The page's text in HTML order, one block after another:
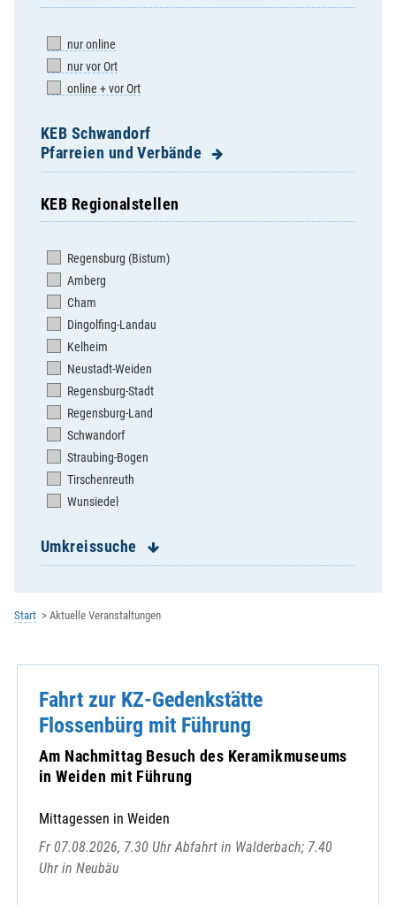
nur online
nur vor Ort
online + vor Ort
KEB Schwandorf
Pfarreien und Verbände
Bodenwöhr
Bruck
Burglengenfeld St. Josef
Burglengenfeld St. Vitus
Dachelhofen
Dieterskirchen
Dietldorf
Dürnsricht-Wolfring-Högling
Ettmannsdorf
Fischbach
Fronberg
Katzdorf
Klardorf - Wiefelsdorf
Neunaigen
Neunburg v. Wald
Niedermurach
Nittenau
Oberköblitz
Pertolzhofen
Pfreimd
Pirkensee
KEB Regionalstellen
Regensburg (Bistum)
Amberg
Cham
Dingolfing-Landau
Kelheim
Neustadt-Weiden
Regensburg-Stadt
Regensburg-Land
Schwandorf
Straubing-Bogen
Tirschenreuth
Wunsiedel
Umkreissuche
Start Aktuelle Veranstaltungen
Fahrt zur KZ-Gedenkstätte
Flossenbürg mit Führung
Am Nachmittag Besuch des Keramikmuseums
in Weiden mit Führung
Mittagessen in Weiden
Fr 07.08.2026, 7.30 Uhr Abfahrt in Walderbach; 7.40
Uhr in Neubäu